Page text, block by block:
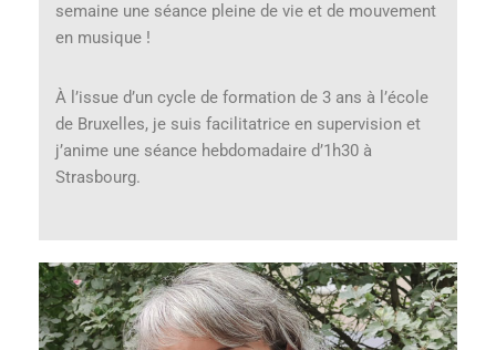
semaine une séance pleine de vie et de mouvement
en musique !
À l’issue d’un cycle de formation de 3 ans à l’école
de Bruxelles, je suis facilitatrice en supervision et
j’anime une séance hebdomadaire d’1h30 à
Strasbourg.